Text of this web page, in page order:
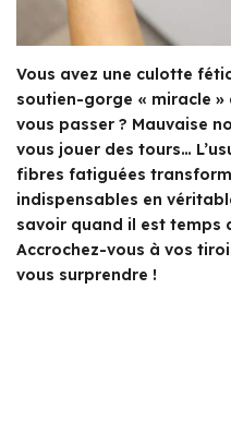
Vous avez une culotte
soutien-gorge « miracle »
vous passer ? Mauvaise
vous jouer des tours…
fibres fatiguées
indispensables en
savoir quand il est temps
Accrochez-vous à vos
vous surprendre !